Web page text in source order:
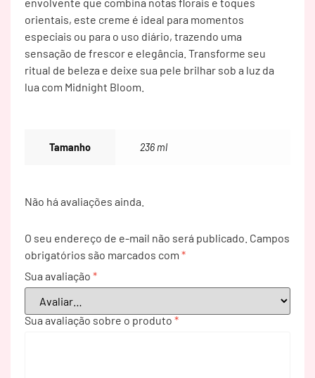
orientais, este creme é ideal para momentos
especiais ou para o uso diário, trazendo uma
sensação de frescor e elegância. Transforme seu
ritual de beleza e deixe sua pele brilhar sob a luz da
lua com Midnight Bloom.
Tamanho 236 ml
Não há avaliações ainda.
O seu endereço de e-mail não será publicado. Campos
obrigatórios são marcados com *
Sua avaliação *
Sua avaliação sobre o produto *